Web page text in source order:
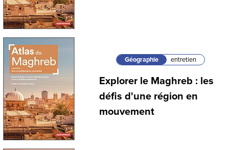
Géographie entretien
Explorer le Maghreb : les
défis d'une région en
mouvement